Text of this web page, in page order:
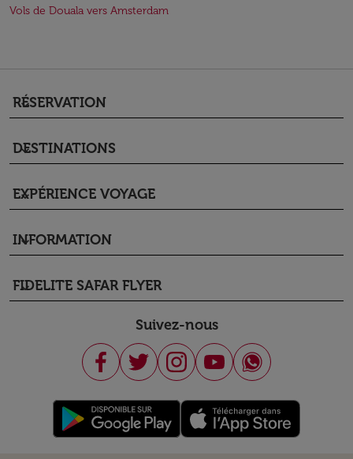
Vols de Douala vers Amsterdam
RÉSERVATION
keyboard_arrow_down
DESTINATIONS
keyboard_arrow_down
EXPÉRIENCE VOYAGE
keyboard_arrow_down
INFORMATION
keyboard_arrow_down
FIDELITE SAFAR FLYER
keyboard_arrow_down
Suivez-nous